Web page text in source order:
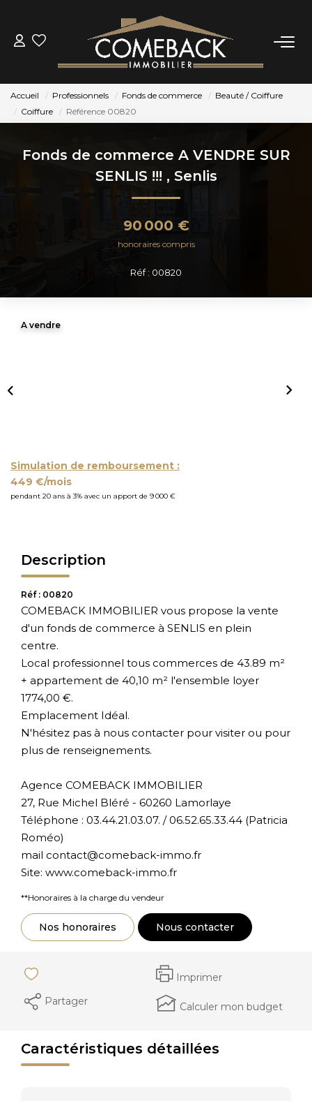
ACHETER
LOUER
ESTIMER
NOTRE AGENCE
CONTACT
Accueil Professionnels Fonds de commerce
Beauté / Coiffure
Coiffure
Référence 00820
Fonds de commerce A VENDRE SUR
SENLIS !!! , Senlis
90 000 €
honoraires compris
Réf : 00820
A vendre
Simulation de remboursement :
449 €/mois
pendant 20 ans à 3% avec un apport de 9 000 €
Description
Réf : 00820
COMEBACK IMMOBILIER vous propose la vente
d'un fonds de commerce à SENLIS en plein
centre.
Local professionnel tous commerces de 43.89 m²
+ appartement de 40,10 m² l'ensemble loyer
1774,00 €.
Emplacement Idéal.
N'hésitez pas à nous contacter pour visiter ou pour
plus de renseignements.
Agence COMEBACK IMMOBILIER
27, Rue Michel Bléré - 60260 Lamorlaye
Téléphone : 03.44.21.03.07. / 06.52.65.33.44 (Patricia
Roméo)
mail contact@comeback-immo.fr
Site: www.comeback-immo.fr
**Honoraires à la charge du vendeur
Nos honoraires Nous contacter
Imprimer
Partager
Calculer mon budget
Caractéristiques détaillées